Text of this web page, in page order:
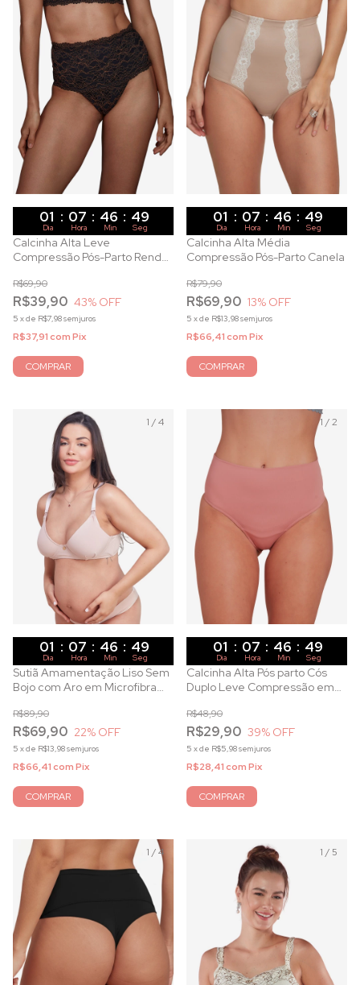
01 : 07 : 46 : 47
Dia Hora Min Seg
Calcinha Alta Leve
Compressão Pós-Parto Renda
R$39,90
R$69,90
43% OFF
5 xde R$7,98sem juros
R$37,91comPix
COMPRAR
01 : 07 : 46 : 47
Dia Hora Min Seg
Calcinha Alta Média
Compressão Pós-Parto Canela
R$69,90
R$79,90
13% OFF
5 xde R$13,98sem juros
R$66,41comPix
COMPRAR
1 /4
01 : 07 : 46 : 47
Dia Hora Min Seg
Sutiã Amamentação Liso Sem
Bojo com Aro em Microfibra
R$69,90
R$89,90
22% OFF
5 xde R$13,98sem juros
R$66,41comPix
COMPRAR
1 /2
01 : 07 : 46 : 47
Dia Hora Min Seg
Calcinha Alta Pós parto Cós
Duplo Leve Compressão em
R$29,90
R$48,90
39% OFF
5 xde R$5,98sem juros
R$28,41comPix
COMPRAR
1 /4 1 / 5